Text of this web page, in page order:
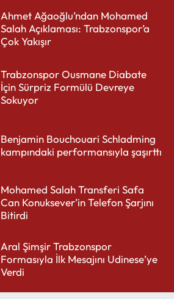
Ahmet Ağaoğlu’ndan Mohamed
Salah Açıklaması: Trabzonspor’a
Çok Yakışır
Trabzonspor Ousmane Diabate
İçin Sürpriz Formülü Devreye
Sokuyor
Benjamin Bouchouari Schladming
kampındaki performansıyla şaşırttı
Mohamed Salah Transferi Safa
Can Konuksever’in Telefon Şarjını
Bitirdi
Aral Şimşir Trabzonspor
Formasıyla İlk Mesajını Udinese’ye
Verdi